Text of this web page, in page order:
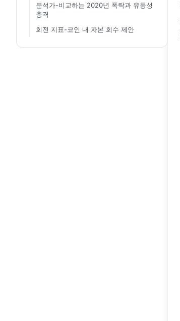
분석가-비교하는 2020년 폭락과 유동성
충격
회전 지표-코인 내 자본 회수 제안